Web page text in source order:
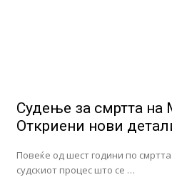
Судење за смртта на
Откриени нови
Повеќе од шест години по
судскиот процес што се …